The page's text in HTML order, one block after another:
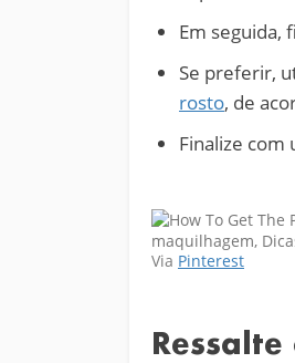
Em seguida,
Se preferir,
rosto, de
Finalize com
Via Pinterest